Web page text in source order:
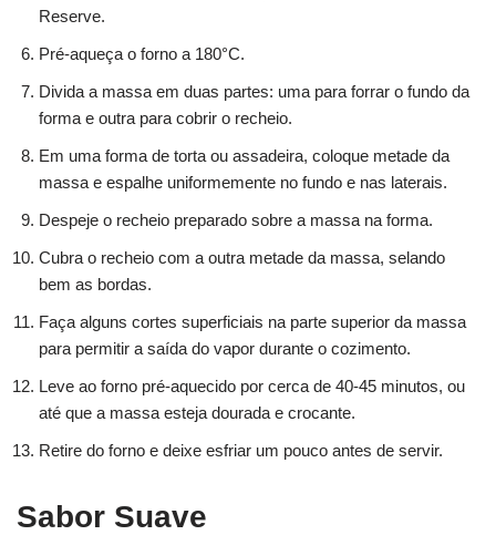
Reserve.
Pré-aqueça o forno a 180°C.
Divida a massa em duas partes: uma para forrar o fundo da
forma e outra para cobrir o recheio.
Em uma forma de torta ou assadeira, coloque metade da
massa e espalhe uniformemente no fundo e nas laterais.
Despeje o recheio preparado sobre a massa na forma.
Cubra o recheio com a outra metade da massa, selando
bem as bordas.
Faça alguns cortes superficiais na parte superior da massa
para permitir a saída do vapor durante o cozimento.
Leve ao forno pré-aquecido por cerca de 40-45 minutos, ou
até que a massa esteja dourada e crocante.
Retire do forno e deixe esfriar um pouco antes de servir.
Sabor Suave